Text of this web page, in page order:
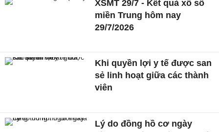
XSMT 29/7 - Kết quả xổ số
miền Trung hôm nay
29/7/2026
Khi quyền lợi y tế được san
sẻ linh hoạt giữa các thành
viên
Lý do đồng hồ cơ ngày